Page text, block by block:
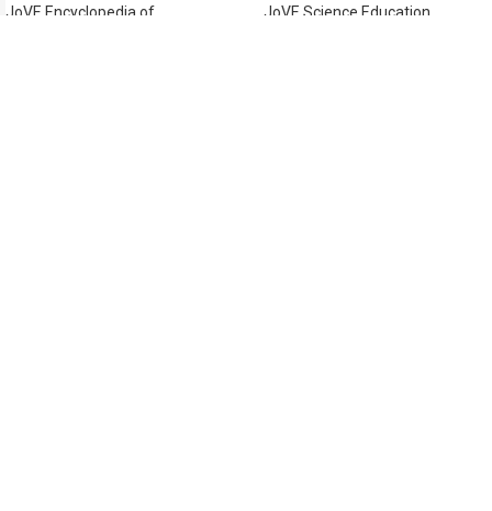
JoVE Encyclopedia of
JoVE Science Education